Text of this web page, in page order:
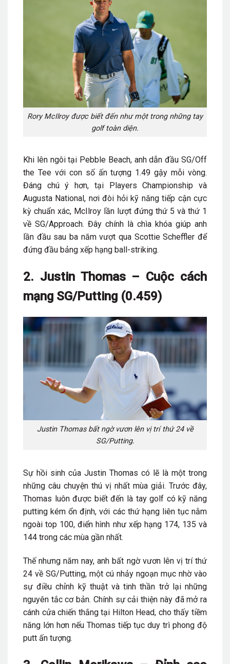
Rory McIlroy được biết đến như một trong những tay
golf toàn diện.
Khi lên ngôi tại Pebble Beach, anh dẫn đầu SG/Off
the Tee với con số ấn tượng 1.49 gậy mỗi vòng.
Đáng chú ý hơn, tại Players Championship và
Augusta National, nơi đòi hỏi kỹ năng tiếp cận cực
kỳ chuẩn xác, McIlroy lần lượt đứng thứ 5 và thứ 1
về SG/Approach. Đây chính là chìa khóa giúp anh
lần đầu sau ba năm vượt qua Scottie Scheffler để
đứng đầu bảng xếp hạng ball-striking.
2. Justin Thomas – Cuộc cách
mạng SG/Putting (0.459)
Justin Thomas bất ngờ vươn lên vị trí thứ 24 về
SG/Putting.
Sự hồi sinh của Justin Thomas có lẽ là một trong
những câu chuyện thú vị nhất mùa giải. Trước đây,
Thomas luôn được biết đến là tay golf có kỹ năng
putting kém ổn định, với các thứ hạng liên tục nằm
ngoài top 100, điển hình như xếp hạng 174, 135 và
144 trong các mùa gần nhất.
Thế nhưng năm nay, anh bất ngờ vươn lên vị trí thứ
24 về SG/Putting, một cú nhảy ngoạn mục nhờ vào
sự điều chỉnh kỹ thuật và tinh thần trở lại những
nguyên tắc cơ bản. Chính sự cải thiện này đã mở ra
cánh cửa chiến thắng tại Hilton Head, cho thấy tiềm
năng lớn hơn nếu Thomas tiếp tục duy trì phong độ
putt ấn tượng.